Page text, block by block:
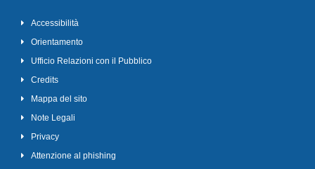
Accessibilità
Orientamento
Ufficio Relazioni con il Pubblico
Credits
Mappa del sito
Note Legali
Privacy
Attenzione al phishing